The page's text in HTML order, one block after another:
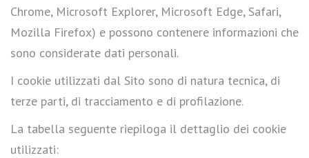
Chrome, Microsoft Explorer, Microsoft Edge, Safari,
Mozilla Firefox) e possono contenere informazioni che
sono considerate dati personali.
I cookie utilizzati dal Sito sono di natura tecnica, di
terze parti, di tracciamento e di profilazione.
La tabella seguente riepiloga il dettaglio dei cookie
utilizzati: